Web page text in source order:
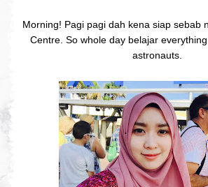
Morning! Pagi pagi dah kena siap sebab
Centre. So whole day belajar
astronauts.